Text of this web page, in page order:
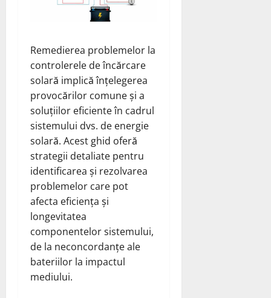
Remedierea problemelor la
controlerele de încărcare
solară implică înțelegerea
provocărilor comune și a
soluțiilor eficiente în cadrul
sistemului dvs. de energie
solară. Acest ghid oferă
strategii detaliate pentru
identificarea și rezolvarea
problemelor care pot
afecta eficiența și
longevitatea
componentelor sistemului,
de la neconcordanțe ale
bateriilor la impactul
mediului.